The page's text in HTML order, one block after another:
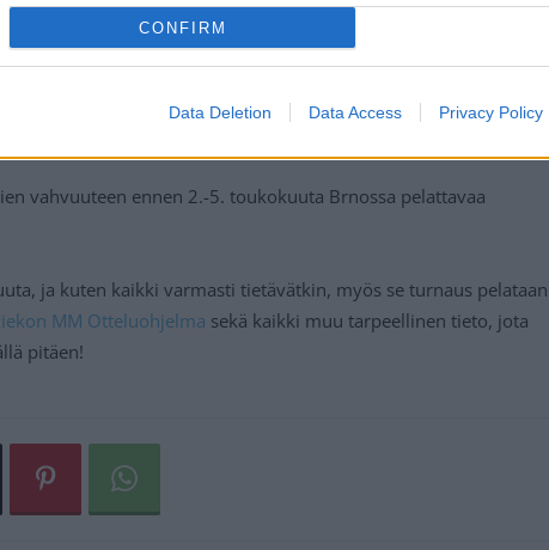
CONFIRM
Data Deletion Data Access Privacy Policy
vahvuuteen ennen 2.-5. toukokuuta Brnossa pelattavaa
ja kuten kaikki varmasti tietävätkin, myös se turnaus pelataan
MM Otteluohjelma sekä kaikki muu tarpeellinen tieto, jota
pitäen!